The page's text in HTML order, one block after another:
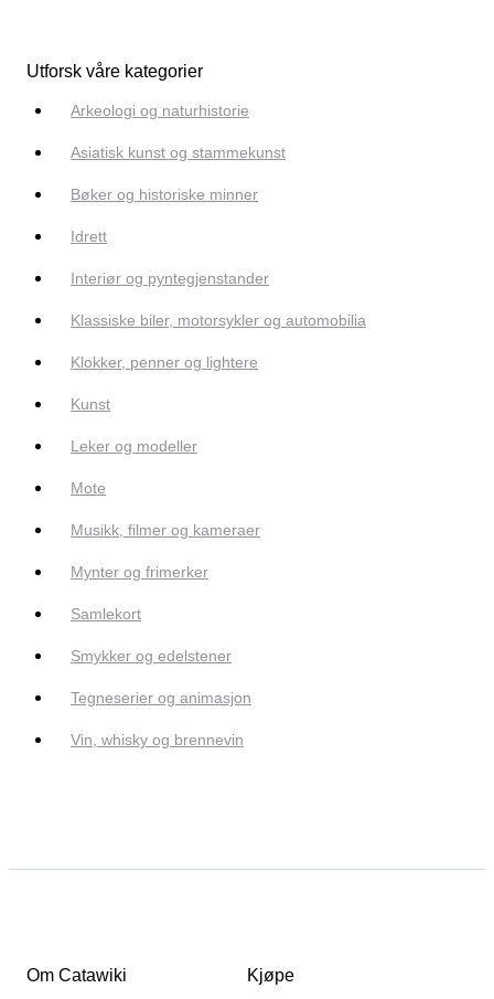
Utforsk våre kategorier
Arkeologi og naturhistorie
Asiatisk kunst og stammekunst
Bøker og historiske minner
Idrett
Interiør og pyntegjenstander
Klassiske biler, motorsykler og automobilia
Klokker, penner og lightere
Kunst
Leker og modeller
Mote
Musikk, filmer og kameraer
Mynter og frimerker
Samlekort
Smykker og edelstener
Tegneserier og animasjon
Vin, whisky og brennevin
Om Catawiki Kjøpe